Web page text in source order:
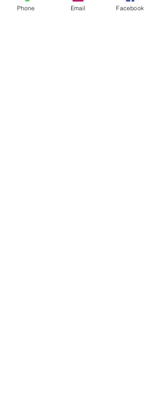
Phone Email Facebook